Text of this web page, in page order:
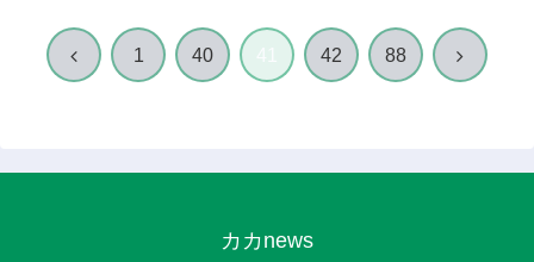
前 1 40 42 88 次
カカnews